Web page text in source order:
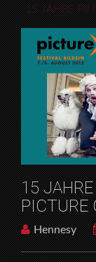
15 JAHRE
15
PICTURE
Hennesy